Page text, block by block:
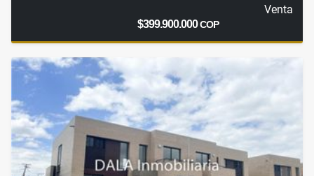
Venta
$399.900.000COP